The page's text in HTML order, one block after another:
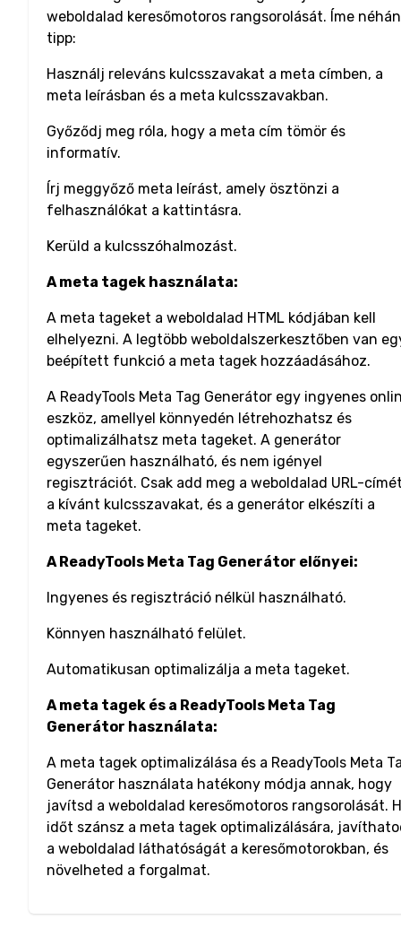
weboldalad keresőmotoros rangsorolását. Íme
tipp:
Használj releváns kulcsszavakat a meta címben, a
meta leírásban és a meta kulcsszavakban.
Győződj meg róla, hogy a meta cím tömör és
informatív.
Írj meggyőző meta leírást, amely ösztönzi a
felhasználókat a kattintásra.
Kerüld a kulcsszóhalmozást.
A meta tagek használata:
A meta tageket a weboldalad HTML kódjában kell
elhelyezni. A legtöbb weboldalszerkesztőben van
beépített funkció a meta tagek hozzáadásához.
A ReadyTools Meta Tag Generátor egy ingyenes
eszköz, amellyel könnyedén létrehozhatsz és
optimalizálhatsz meta tageket. A generátor
egyszerűen használható, és nem igényel
regisztrációt. Csak add meg a weboldalad URL-
a kívánt kulcsszavakat, és a generátor elkészíti a
meta tageket.
A ReadyTools Meta Tag Generátor előnyei:
Ingyenes és regisztráció nélkül használható.
Könnyen használható felület.
Automatikusan optimalizálja a meta tageket.
A meta tagek és a ReadyTools Meta Tag
Generátor használata:
A meta tagek optimalizálása és a ReadyTools Meta
Generátor használata hatékony módja annak, hogy
javítsd a weboldalad keresőmotoros rangsorolását.
időt szánsz a meta tagek optimalizálására,
a weboldalad láthatóságát a keresőmotorokban, és
növelheted a forgalmat.